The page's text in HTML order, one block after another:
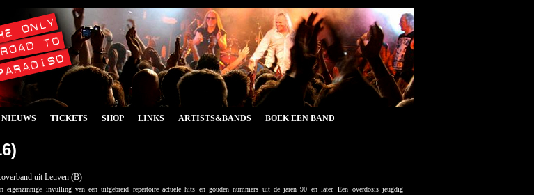
NIEUWS TICKETS SHOP LINKS ARTISTS&BANDS BOEK EEN BAND
uit Leuven (B)
eigenzinnige invulling van een uitgebreid repertoire actuele hits en gouden nummers uit de jaren 90 en later. Een overdosis jeugdig